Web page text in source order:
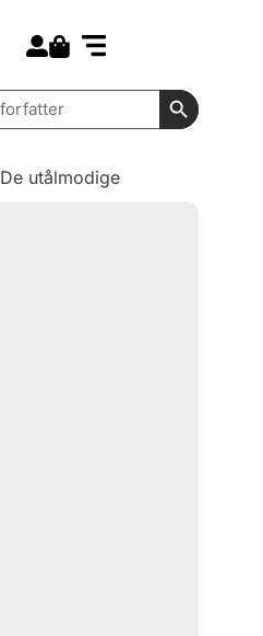
Search
De utålmodige